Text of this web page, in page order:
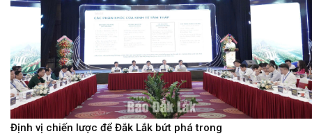
Định vị chiến lược để Đắk Lắk bứt phá trong